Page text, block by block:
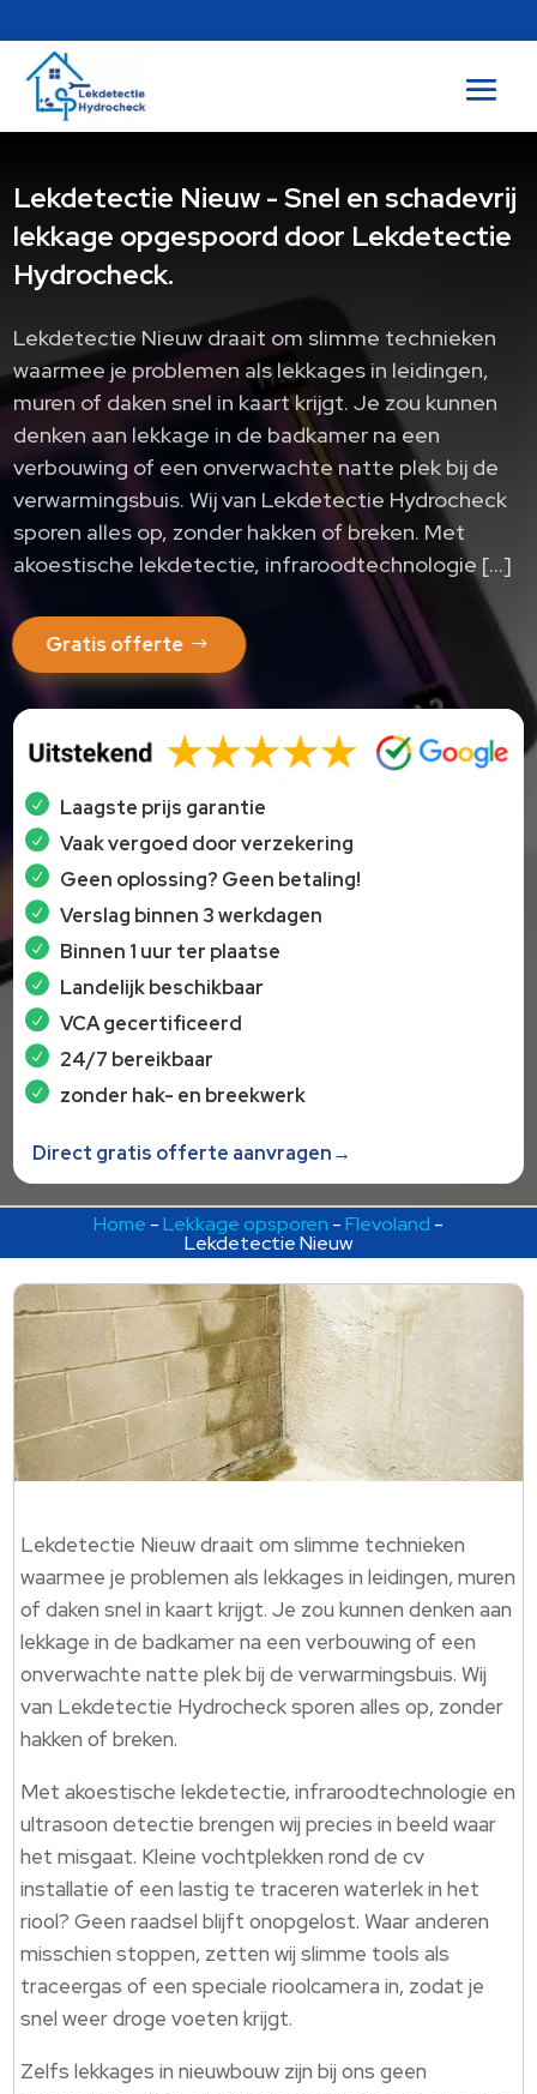
Lekdetectie Nieuw - Snel en schadevrij
lekkage opgespoord door Lekdetectie
Hydrocheck.
Lekdetectie Nieuw draait om slimme technieken
waarmee je problemen als lekkages in leidingen,
muren of daken snel in kaart krijgt. Je zou kunnen
denken aan lekkage in de badkamer na een
verbouwing of een onverwachte natte plek bij de
verwarmingsbuis. Wij van Lekdetectie Hydrocheck
sporen alles op, zonder hakken of breken. Met
akoestische lekdetectie, infraroodtechnologie […]
Gratis offerte
Laagste prijs garantie
Vaak vergoed door verzekering
Geen oplossing? Geen betaling!
Verslag binnen 3 werkdagen
Binnen 1 uur ter plaatse
Landelijk beschikbaar
VCA gecertificeerd
24/7 bereikbaar
zonder hak- en breekwerk
Direct gratis offerte aanvragen→
Home -Lekkage opsporen -Flevoland -
Lekdetectie Nieuw
Lekdetectie Nieuw draait om slimme technieken
waarmee je problemen als lekkages in leidingen, muren
of daken snel in kaart krijgt. Je zou kunnen denken aan
lekkage in de badkamer na een verbouwing of een
onverwachte natte plek bij de verwarmingsbuis. Wij
van Lekdetectie Hydrocheck sporen alles op, zonder
hakken of breken.
Met akoestische lekdetectie, infraroodtechnologie en
ultrasoon detectie brengen wij precies in beeld waar
het misgaat. Kleine vochtplekken rond de cv
installatie of een lastig te traceren waterlek in het
riool? Geen raadsel blijft onopgelost. Waar anderen
misschien stoppen, zetten wij slimme tools als
traceergas of een speciale rioolcamera in, zodat je
snel weer droge voeten krijgt.
Zelfs lekkages in nieuwbouw zijn bij ons geen